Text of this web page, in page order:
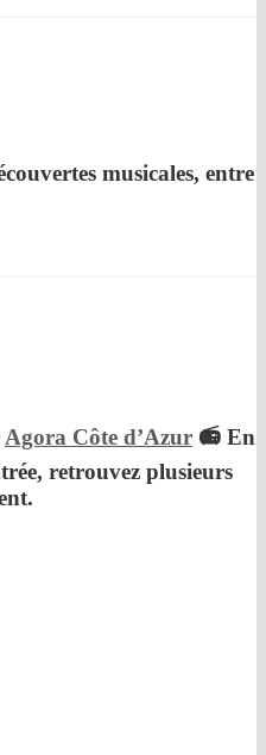
musicales, entre
Agora Côte d’Azur 📻 En
retrouvez plusieurs